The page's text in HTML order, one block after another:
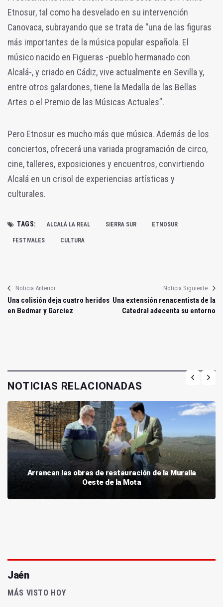
Etnosur, tal como ha desvelado en su intervención
Canovaca, subrayando que se trata de “una de las figuras
más importantes de la música popular española. El
músico nacido en Figueras -pueblo hermanado con
Alcalá-, y criado en Cádiz, vive actualmente en Sevilla y,
entre otros galardones, tiene la Medalla de las Bellas
Artes o el Premio de las Músicas Actuales”.
Pero Etnosur es mucho más que música. Además de los
conciertos, ofrecerá una variada programación de circo,
cine, talleres, exposiciones y encuentros, convirtiendo
Alcalá en un crisol de experiencias artísticas y
culturales.
TAGS: ALCALÁ LA REAL SIERRA SUR ETNOSUR
FESTIVALES CULTURA
Noticia Anterior
Una colisión deja cuatro heridos
en Bedmar y Garcíez
Noticia Siguiente
Una extensión renacentista de la
Catedral adecenta su entorno
NOTICIAS RELACIONADAS
Arrancan las obras de restauración de la Muralla
Oeste de la Mota
Jaén
MÁS VISTO HOY